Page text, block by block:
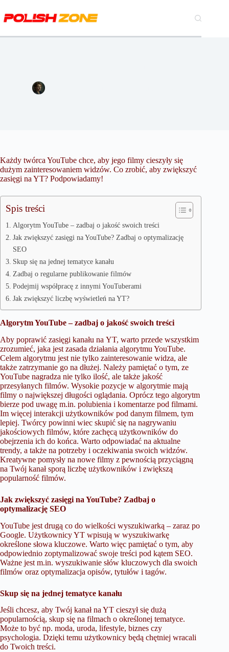
do
treści
Każdy twórca YouTube chce, aby jego filmy cieszyły się
dużym zainteresowaniem widzów. Co zrobić, aby zwiększyć
zasięgi na YT? Podpowiadamy!
Spis treści
Algorytm YouTube – zadbaj o jakość swoich treści
Jak zwiększyć zasięgi na YouTube? Zadbaj o optymalizację
SEO
Skup się na jednej tematyce kanału
Zadbaj o regularne publikowanie filmów
Podejmij współpracę z innymi YouTuberami
Jak zwiększyć liczbę wyświetleń na YT?
Algorytm YouTube – zadbaj o jakość swoich treści
Aby poprawić zasięgi kanału na YT, warto przede wszystkim
zrozumieć, jaka jest zasada działania algorytmu YouTube.
Celem algorytmu jest nie tylko zainteresowanie widza, ale
także zatrzymanie go na dłużej. Należy pamiętać o tym, ze
YouTube nagradza nie tylko ilość, ale także jakość
przesyłanych filmów. Wysokie pozycje w algorytmie mają
filmy o największej długości oglądania. Oprócz tego algorytm
bierze pod uwagę m.in. polubienia i komentarze pod filmami.
Im więcej interakcji użytkowników pod danym filmem, tym
lepiej. Twórcy powinni wiec skupić się na nagrywaniu
jakościowych filmów, które zachęcą użytkowników do
obejrzenia ich do końca. Warto odpowiadać na aktualne
trendy, a także na potrzeby i oczekiwania swoich widzów.
Kreatywne pomysły na nowe filmy z pewnością przyciągną
na Twój kanał sporą liczbę użytkowników i zwiększą
popularność filmów.
Jak zwiększyć zasięgi na YouTube? Zadbaj o
optymalizację SEO
YouTube jest drugą co do wielkości wyszukiwarką – zaraz po
Google. Użytkownicy YT wpisują w wyszukiwarkę
określone słowa kluczowe. Warto więc pamiętać o tym, aby
odpowiednio zoptymalizować swoje treści pod kątem SEO.
Ważne jest m.in. wyszukiwanie słów kluczowych dla swoich
filmów oraz optymalizacja opisów, tytułów i tagów.
Skup się na jednej tematyce kanału
Jeśli chcesz, aby Twój kanał na YT cieszył się dużą
popularnością, skup się na filmach o określonej tematyce.
Może to być np. moda, uroda, lifestyle, biznes czy
psychologia. Dzięki temu użytkownicy będą chętniej wracali
do Twoich treści.